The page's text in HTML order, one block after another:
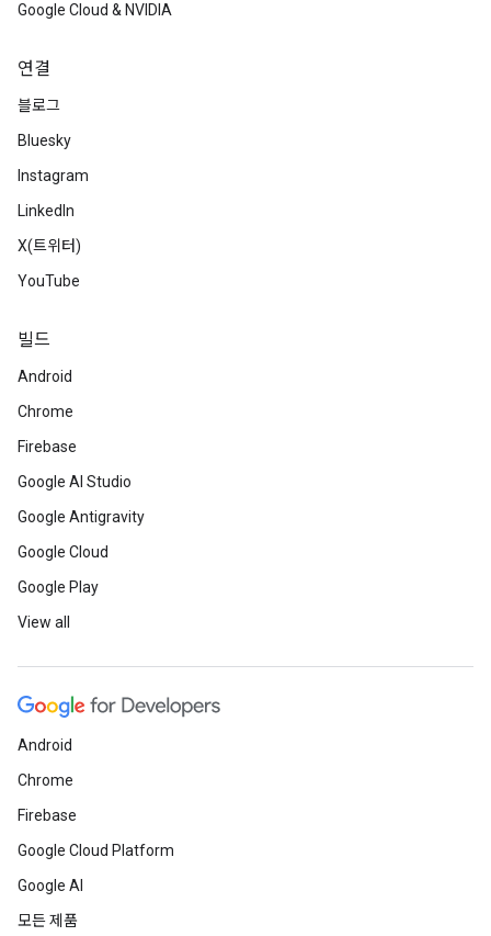
Google Cloud & NVIDIA
연결
블로그
Bluesky
Instagram
LinkedIn
X(트위터)
YouTube
빌드
Android
Chrome
Firebase
Google AI Studio
Google Antigravity
Google Cloud
Google Play
View all
Android
Chrome
Firebase
Google Cloud Platform
Google AI
모든 제품